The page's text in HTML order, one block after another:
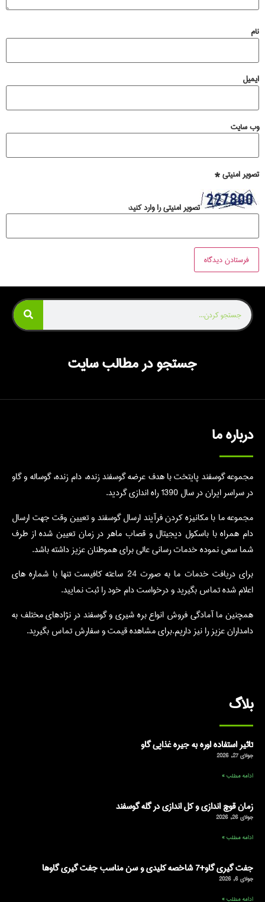
نام
ایمیل
وب‌ سایت
تصویر امنیتی*
تصویر امنیتی را وارد کنید:
جستجو در مطالب سایت
درباره ما
مجموعه گوسفند پایتخت با هدف عرضه گوسفند زنده، دام زنده، گوساله و گاو
در سراسر ایران در سال 1390 راه اندازی گردید.
مجموعه ما با مکانیزه کردن فرآیند ارسال گوسفند و تعیین وقت جهت ارسال
دام همراه با باسکول دیجیتال و قصاب ماهر در زمان تعیین شده از طرف
شما سعی نموده خدمات رسانی عالی برای هموطنان عزیز داشته باشد.
برای دریافت خدمات ما به صورت 24 ساعته کافیست تنها با شماره های
اعلام شده تماس بگیرید و درخواست دام خود را ثبت نمایید.
همچنین ما آمادگی فروش انواع بره شیری و گوسفند در نژادهای مختلف به
دامداران عزیز را نیز داریم.برای مشاهده قیمت و سفارش تماس بگیرید.
بلاگ
تاثیر استفاده اوره به جیره غذایی گاو
جولای 27, 2026
ادامه مطلب »
زمان قوچ اندازی و کل اندازی در گله گوسفند
جولای 26, 2026
ادامه مطلب »
جفت گیری گاو+7 شاخصه کلیدی و سن مناسب جفت گیری گاوها
جولای 6, 2026
ادامه مطلب »